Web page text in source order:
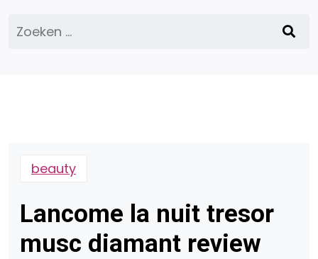
Zoeken
naar:
beauty
Lancome la nuit tresor
musc diamant review